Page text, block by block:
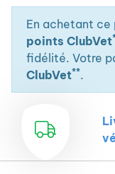
En achetant ce
points ClubVet
fidélité. Votre
ClubVet**.